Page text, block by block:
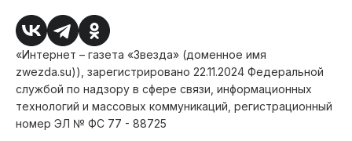
«Интернет – газета «Звезда» (доменное имя
zwezda.su)), зарегистрировано 22.11.2024 Федеральной
службой по надзору в сфере связи, информационных
технологий и массовых коммуникаций, регистрационный
номер ЭЛ № ФС 77 - 88725